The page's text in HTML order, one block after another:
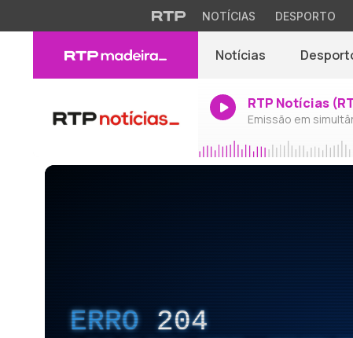
NOTÍCIAS DESPORTO
Notícias
RTP Notícias
Emissão em
ERRO 204